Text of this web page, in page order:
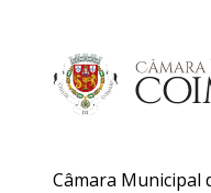
Câmara Municipal